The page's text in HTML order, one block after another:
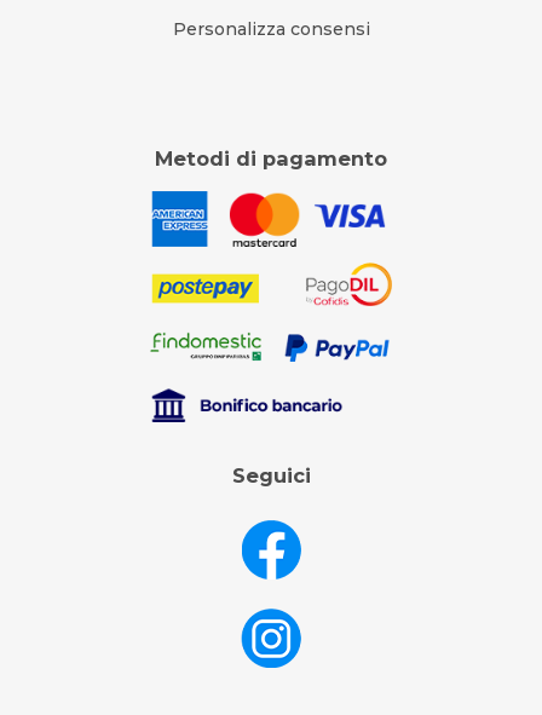
Personalizza consensi
Metodi di pagamento
Seguici